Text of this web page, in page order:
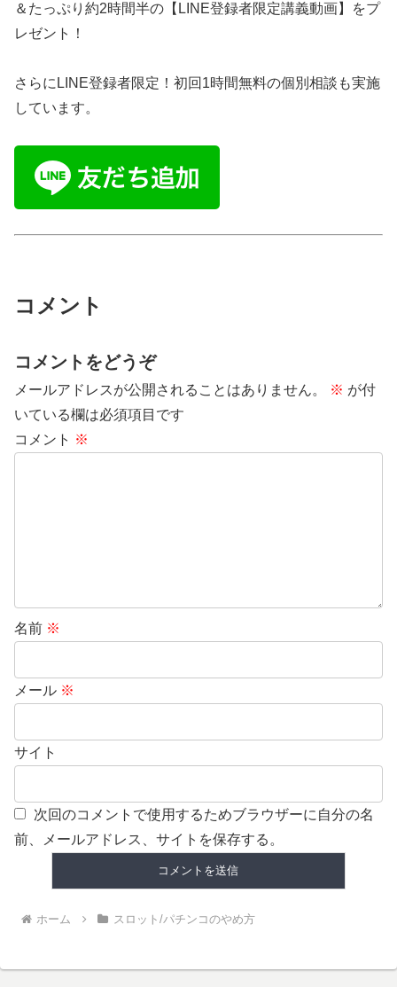
＆たっぷり約2時間半の【LINE登録者限定講義動画】をプ
レゼント！
さらにLINE登録者限定！初回1時間無料の個別相談も実施
しています。
コメント
コメントをどうぞ
メールアドレスが公開されることはありません。 ※ が付
いている欄は必須項目です
コメント ※
名前 ※
メール ※
サイト
次回のコメントで使用するためブラウザーに自分の名
前、メールアドレス、サイトを保存する。
ホーム スロット/パチンコのやめ方